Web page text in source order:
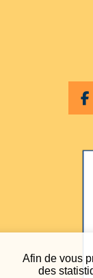
Afin de vous
des